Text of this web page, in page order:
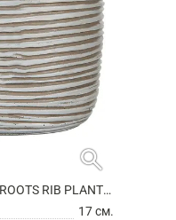
search
КАШПО CAPI ROOTS RIB PLANTER BALL IVORY
17 см.